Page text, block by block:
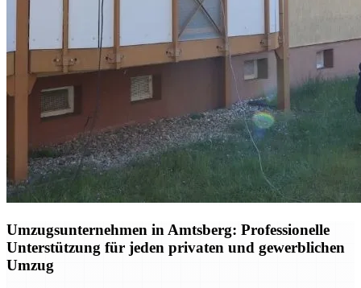
Umzugsunternehmen in Amtsberg: Professionelle
Unterstützung für jeden privaten und gewerblichen
Umzug